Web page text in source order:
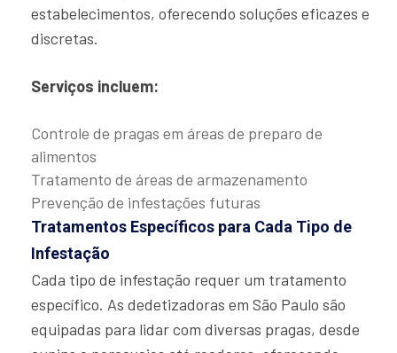
estabelecimentos, oferecendo soluções eficazes e
discretas.
Serviços incluem:
Controle de pragas em áreas de preparo de
alimentos
Tratamento de áreas de armazenamento
Prevenção de infestações futuras
Tratamentos Específicos para Cada Tipo de
Infestação
Cada tipo de infestação requer um tratamento
específico. As dedetizadoras em São Paulo são
equipadas para lidar com diversas pragas, desde